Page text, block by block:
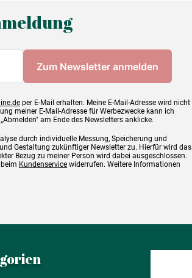
per E-Mail erhalten. Meine E-Mail-Adresse wird nicht
meiner E-Mail-Adresse für Werbezwecke kann ich
am Ende des Newsletters anklicke.
durch individuelle Messung, Speicherung und
Gestaltung zukünftiger Newsletter zu. Hierfür wird das
Bezug zu meiner Person wird dabei ausgeschlossen.
Kundenservice widerrufen. Weitere Informationen